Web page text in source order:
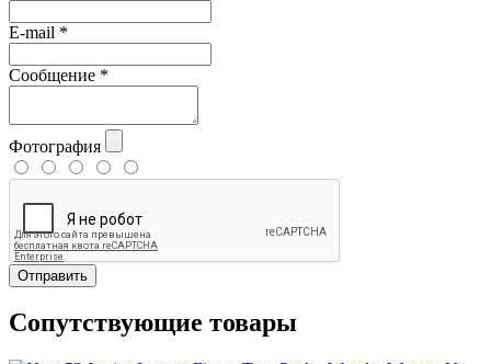
E-mail *
Сообщение *
Фотография
Отправить
Сопутствующие товары